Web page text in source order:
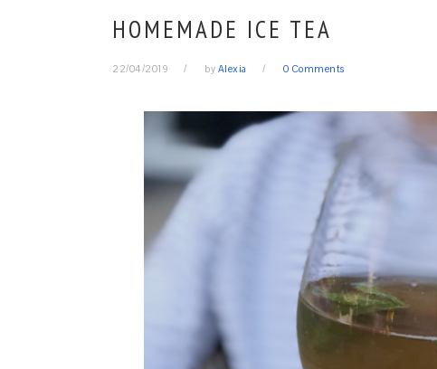
HOMEMADE ICE TEA
22/04/2019 by Alexia 0 Comments